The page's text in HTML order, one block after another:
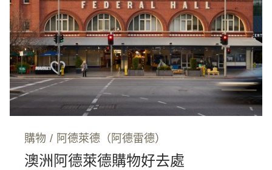
購物 / 阿德萊德（阿德雷德）
澳洲阿德萊德購物好去處